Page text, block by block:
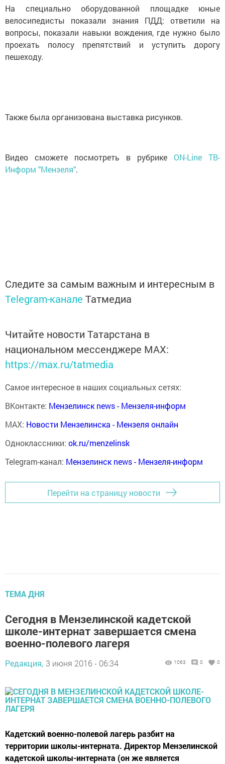
На специально оборудованной площадке юные
велосипедисты показали знания ПДД: ответили на
вопросы, показали навыки вождения, где нужно было
проехать полосу препятствий и уступить дорогу
пешеходу.
Также была организована выставка рисунков.
Видео сможете посмотреть в рубрике ON-Line ТВ-
Информ "Мензеля".
Следите за самым важным и интересным в
Telegram-канале Татмедиа
Читайте новости Татарстана в
национальном мессенджере MАХ:
https://max.ru/tatmedia
Самое интересное в наших социальных сетях:
ВКонтакте: Мензелинск news - Мензеля-информ
MAX: Новости Мензелинска - Мензеля онлайн
Одноклассники: ok.ru/menzelinsk
Telegram-канал: Мензелинск news - Мензеля-информ
Перейти на страницу новости
ТЕМА ДНЯ
Сегодня в Мензелинской кадетской
школе-интернат завершается смена
военно-полевого лагеря
Редакция, 3 июня 2016 - 06:34 1063 0 0
Кадетский военно-полевой лагерь разбит на
территории школы-интерната. Директор Мензелинской
кадетской школы-интерната (он же является